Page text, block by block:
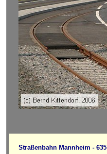
Straßenbahn Mannheim - 635